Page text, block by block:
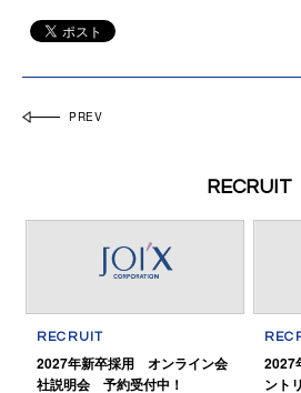
PREV
RECRUIT
RECRUIT
2027年新卒採用 オンライン会
社説明会 予約受付中！
2027
ント